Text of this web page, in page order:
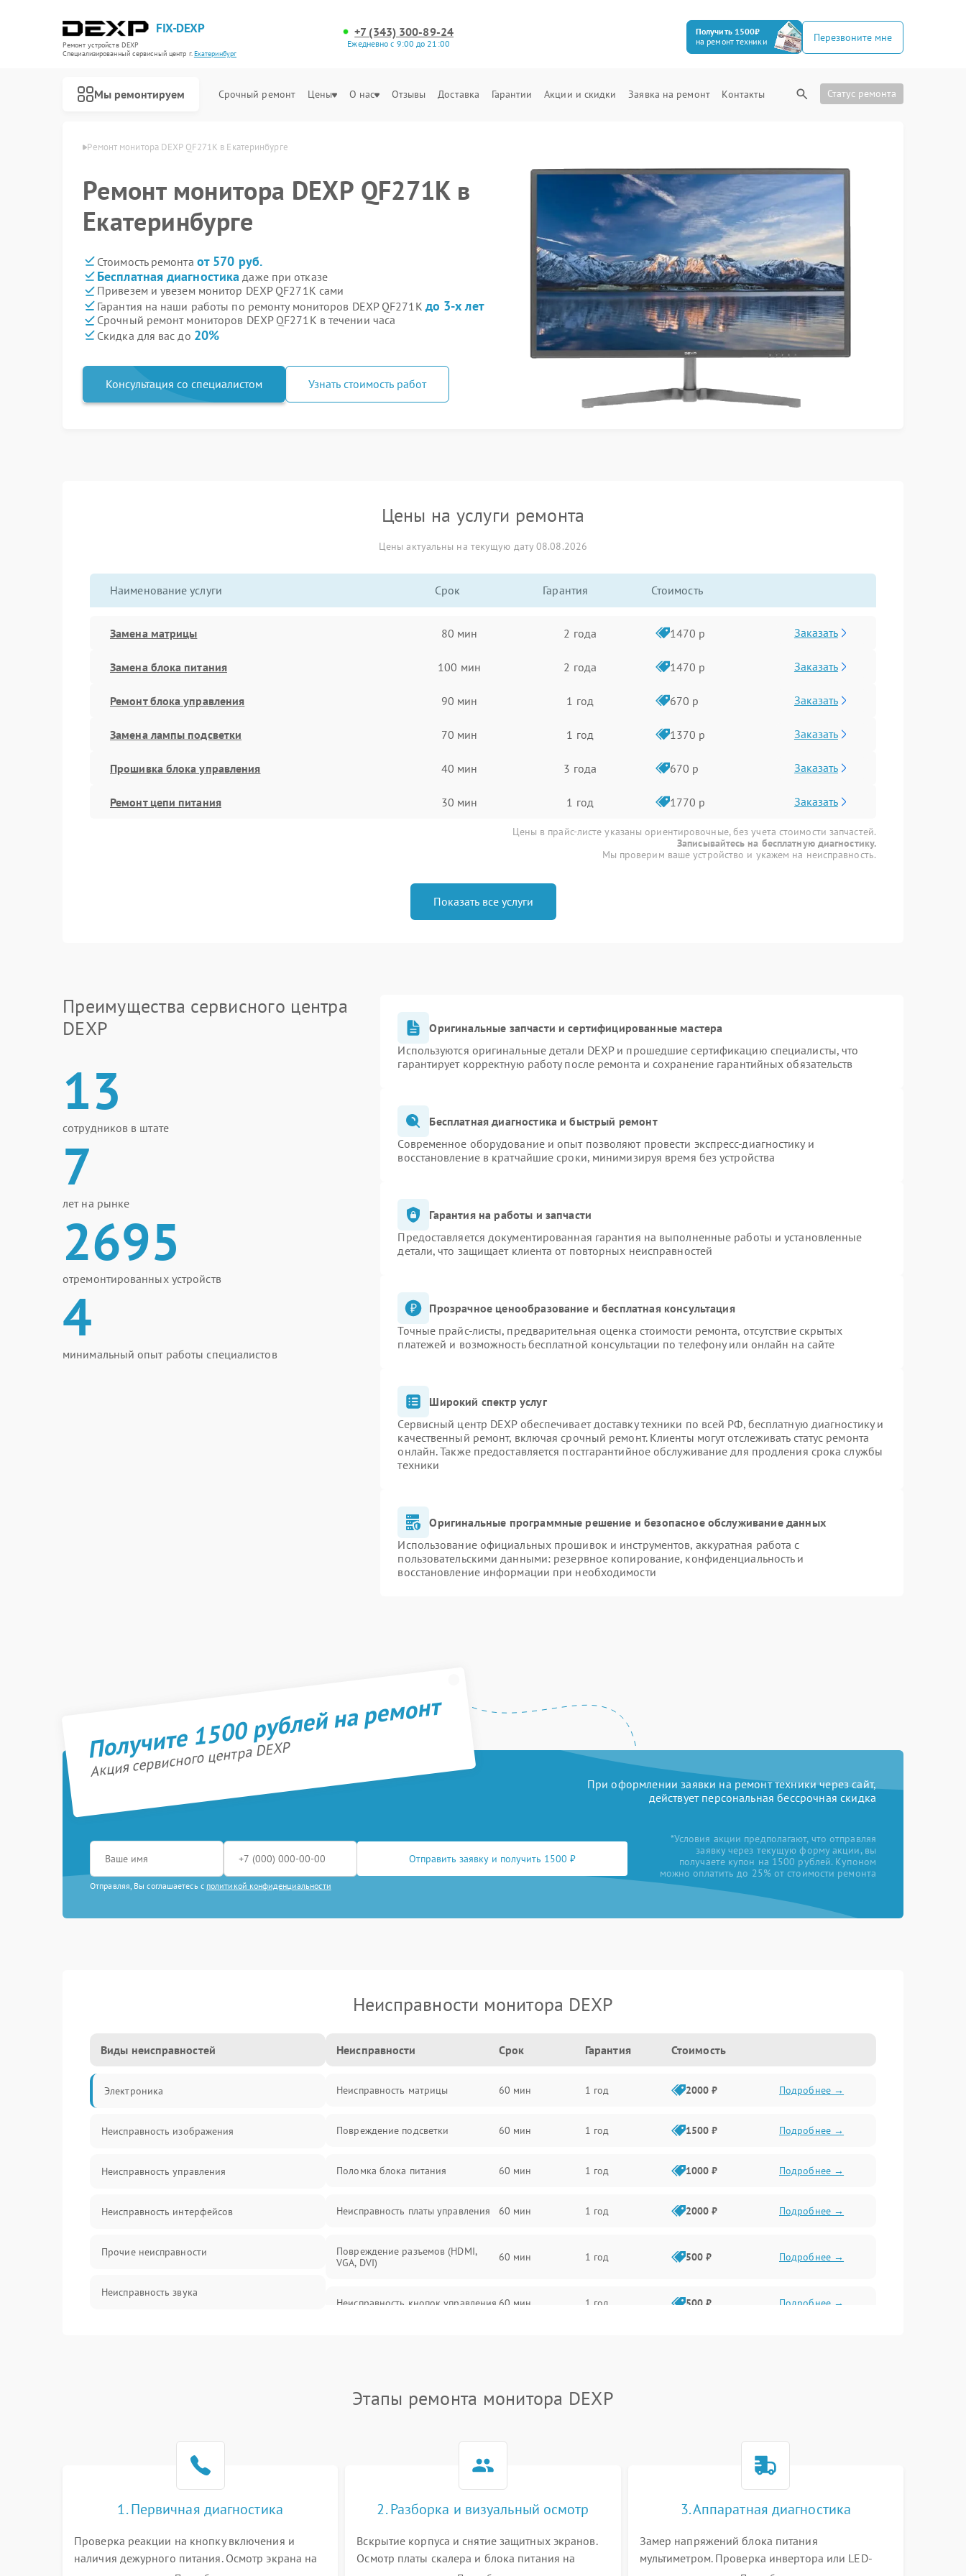
FIX-DEXP
Ремонт устройств DEXP
Специализированный cервисный центр г.Екатеринбург
+7 (343) 300-89-24
Ежедневно с 9:00 до 21:00
Получить 1500₽
на ремонт техники
Перезвоните мне
Мы ремонтируем Срочный ремонт Цены О нас Отзывы Доставка Гарантии Акции и скидки Заявка на ремонт Контакты Статус ремонта
в Екатеринбурге Ремонт монитора DEXP QF271K в Екатеринбурге
Ремонт монитора DEXP QF271K в
Екатеринбурге
Стоимость ремонта от 570 руб.
Бесплатная диагностика даже при отказе
Привезем и увезем монитор DEXP QF271K сами
Гарантия на наши работы по ремонту мониторов DEXP QF271K до 3-х лет
Срочный ремонт мониторов DEXP QF271K в течении часа
Скидка для вас до 20%
Консультация со специалистом Узнать стоимость работ
Цены на услуги ремонта
Цены актуальны на текущую дату 08.08.2026
Наименование услуги Срок Гарантия Стоимость
Замена матрицы 80 мин 2 года 1470 р Заказать
Замена блока питания 100 мин 2 года 1470 р Заказать
Ремонт блока управления 90 мин 1 год 670 р Заказать
Замена лампы подсветки 70 мин 1 год 1370 р Заказать
Прошивка блока управления 40 мин 3 года 670 р Заказать
Ремонт цепи питания 30 мин 1 год 1770 р Заказать
Цены в прайс-листе указаны ориентировочные, без учета стоимости запчастей.
Записывайтесь на бесплатную диагностику.
Мы проверим ваше устройство и укажем на неисправность.
Показать все услуги
Преимущества сервисного центра
DEXP
13
сотрудников в штате
7
лет на рынке
2695
отремонтированных устройств
4
минимальный опыт работы специалистов
Оригинальные запчасти и сертифицированные мастера
Используются оригинальные детали DEXP и прошедшие сертификацию специалисты, что
гарантирует корректную работу после ремонта и сохранение гарантийных обязательств
Бесплатная диагностика и быстрый ремонт
Современное оборудование и опыт позволяют провести экспресс-диагностику и
восстановление в кратчайшие сроки, минимизируя время без устройства
Гарантия на работы и запчасти
Предоставляется документированная гарантия на выполненные работы и установленные
детали, что защищает клиента от повторных неисправностей
Прозрачное ценообразование и бесплатная консультация
Точные прайс-листы, предварительная оценка стоимости ремонта, отсутствие скрытых
платежей и возможность бесплатной консультации по телефону или онлайн на сайте
Широкий спектр услуг
Сервисный центр DEXP обеспечивает доставку техники по всей РФ, бесплатную диагностику и
качественный ремонт, включая срочный ремонт. Клиенты могут отслеживать статус ремонта
онлайн. Также предоставляется постгарантийное обслуживание для продления срока службы
техники
Оригинальные программные решение и безопасное обслуживание данных
Использование официальных прошивок и инструментов, аккуратная работа с
пользовательскими данными: резервное копирование, конфиденциальность и
восстановление информации при необходимости
Получите 1500 рублей на ремонт
Акция сервисного центра DEXP
При оформлении заявки на ремонт техники через сайт,
действует персональная бессрочная скидка
Отправить заявку и получить 1500 ₽
Отправляя, Вы соглашаетесь с политикой конфиденциальности
*Условия акции предполагают, что отправляя
заявку через текущую форму акции, вы
получаете купон на 1500 рублей. Купоном
можно оплатить до 25% от стоимости ремонта
Неисправности монитора DEXP
Виды неисправностей
Электроника
Неисправность изображения
Неисправность управления
Неисправность интерфейсов
Прочие неисправности
Неисправность звука
Неисправности Срок Гарантия Стоимость
Неисправность матрицы 60 мин 1 год 2000 ₽ Подробнее →
Повреждение подсветки 60 мин 1 год 1500 ₽ Подробнее →
Поломка блока питания 60 мин 1 год 1000 ₽ Подробнее →
Неисправность платы управления 60 мин 1 год 2000 ₽ Подробнее →
Повреждение разъемов (HDMI,
VGA, DVI)
60 мин 1 год 500 ₽ Подробнее →
Неисправность кнопок управления 60 мин 1 год 500 ₽ Подробнее →
Поломка системы автоматического
короткого замыкания
Этапы ремонта монитора DEXP
1. Первичная диагностика
Проверка реакции на кнопку включения и
наличия дежурного питания. Осмотр экрана на
2. Разборка и визуальный осмотр
Вскрытие корпуса и снятие защитных экранов.
Осмотр платы скалера и блока питания на
3. Аппаратная диагностика
Замер напряжений блока питания
мультиметром. Проверка инвертора или LED-